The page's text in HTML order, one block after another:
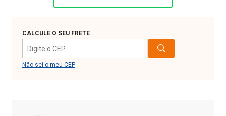
CALCULE O SEU FRETE
Não sei o meu CEP